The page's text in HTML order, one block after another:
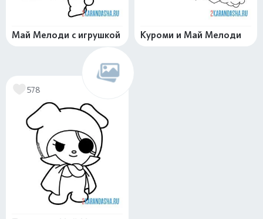
Май Мелоди с игрушкой Куроми и Май Мелоди
578